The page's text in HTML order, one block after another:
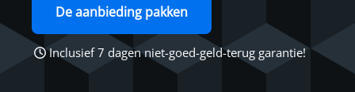
De aanbieding pakken
Inclusief 7 dagen niet-goed-geld-terug garantie!